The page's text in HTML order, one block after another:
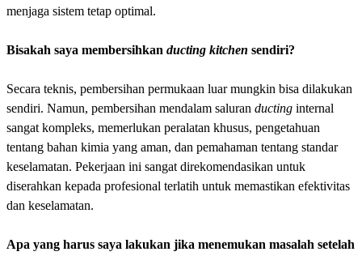
menjaga sistem tetap optimal.
Bisakah saya membersihkan ducting kitchen sendiri?
Secara teknis, pembersihan permukaan luar mungkin bisa dilakukan
sendiri. Namun, pembersihan mendalam saluran ducting internal
sangat kompleks, memerlukan peralatan khusus, pengetahuan
tentang bahan kimia yang aman, dan pemahaman tentang standar
keselamatan. Pekerjaan ini sangat direkomendasikan untuk
diserahkan kepada profesional terlatih untuk memastikan efektivitas
dan keselamatan.
Apa yang harus saya lakukan jika menemukan masalah setelah